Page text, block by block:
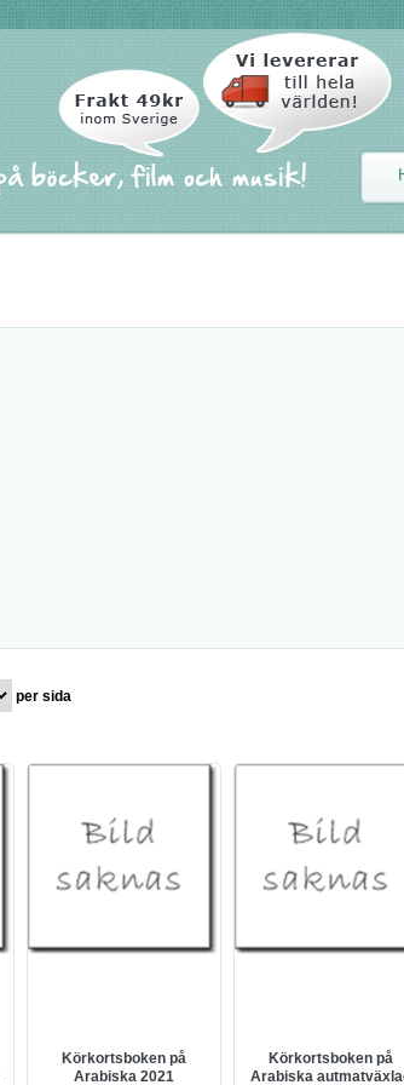
per sida
Körkortsboken på
Arabiska 2021
Körkortsboken på
Arabiska